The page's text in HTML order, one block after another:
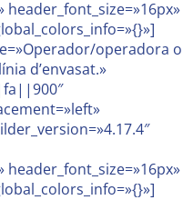
operadora o
d’envasat.»